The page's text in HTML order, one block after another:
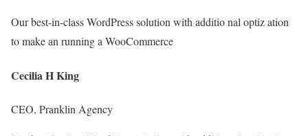
Our best-in-class WordPress solution with additio nal optiz ation
to make an running a WooCommerce
Cecilia H King
CEO, Pranklin Agency